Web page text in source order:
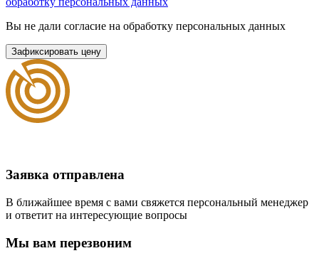
Вы не дали согласие на обработку персональных данных
Зафиксировать цену
Заявка отправлена
В ближайшее время с вами свяжется персональный менеджер
и ответит на интересующие вопросы
Мы вам перезвоним